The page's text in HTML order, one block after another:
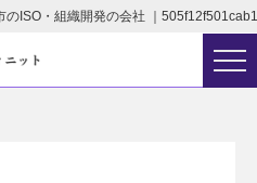
のISO・組織開発の会社 ｜